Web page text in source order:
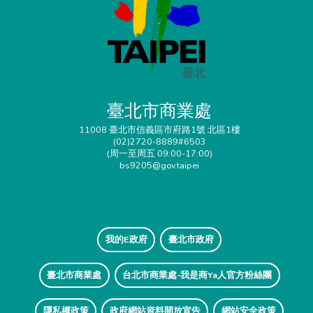
臺北市商業處
11008 臺北市信義區市府路1號 北區1樓
(02)2720-8889#6503
(周一至周五 09:00-17:00)
bs9205@gov.taipei
我的E政府 臺北市政府
臺北市商業處 台北市商業處-我是商Ya人官方粉絲團